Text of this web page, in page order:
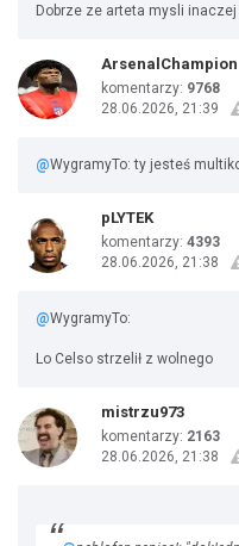
Dobrze ze arteta mysli inaczej
ArsenalChampion
komentarzy: 9768
28.06.2026, 21:39
@WygramyTo: ty jesteś
pLYTEK
komentarzy: 4393
28.06.2026, 21:38
@WygramyTo:
Lo Celso strzelił z wolnego
mistrzu973
komentarzy: 2163
28.06.2026, 21:38